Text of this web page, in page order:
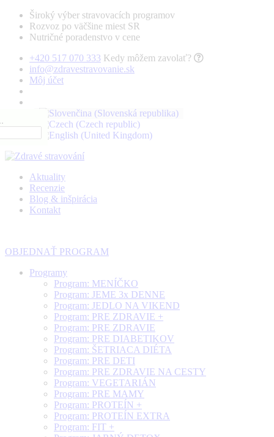
Široký výber stravovacích programov
Rozvoz po väčšine miest SR
Nutričné poradenstvo v cene
+420 517 070 333 Kedy môžem zavolať?
info@zdravestravovanie.sk
Môj účet
Aktuality
Recenzie
Blog & inšpirácia
Kontakt
OBJEDNAŤ PROGRAM
Programy
Program: MENÍČKO
Program: JEME 3x DENNE
Program: JEDLO NA VIKEND
Program: PRE ZDRAVIE +
Program: PRE ZDRAVIE
Program: PRE DIABETIKOV
Program: ŠETRIACA DIÉTA
Program: PRE DETI
Program: PRE ZDRAVIE NA CESTY
Program: VEGETARIÁN
Program: PRE MAMY
Program: PROTEÍN +
Program: PROTEÍN EXTRA
Program: FIT +